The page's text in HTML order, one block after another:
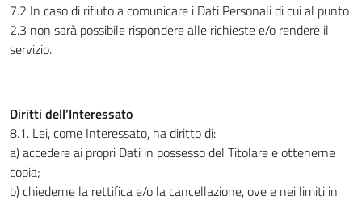
7.2 In caso di rifiuto a comunicare i Dati Personali di cui al punto
2.3 non sarà possibile rispondere alle richieste e/o rendere il
servizio.
Diritti dell’Interessato
8.1. Lei, come Interessato, ha diritto di:
a) accedere ai propri Dati in possesso del Titolare e ottenerne
copia;
b) chiederne la rettifica e/o la cancellazione, ove e nei limiti in